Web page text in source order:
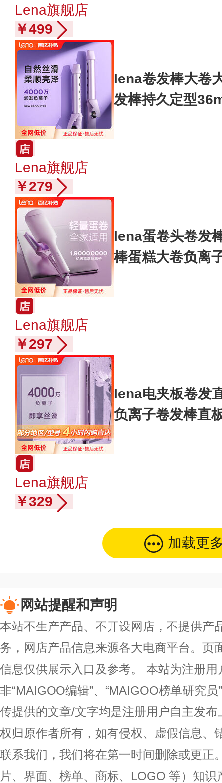
Lena旗舰店
￥499
lena卷发棒大卷
发棒持久定型
Lena旗舰店
￥279
lena蛋卷头卷发
棒蛋糕大卷负离
Lena旗舰店
￥297
lena电夹板卷发
负离子卷发棒直
Lena旗舰店
￥329
加载更
网站提醒和声明
本站不生产产品、不开设网店，不提供产
务，网店产品信息来源各大电商平台。页
信息仅供展示入口及参考。
本站为注册用
非“MAIGOO编辑”、“MAIGOO榜单研究
传提供的文章/文字均是注册用户自主发
权归原作者所有，如有侵权、虚假信息、
联系我们，我们将在第一时间删除或更正
片、界面、榜单、商标、LOGO 等）知